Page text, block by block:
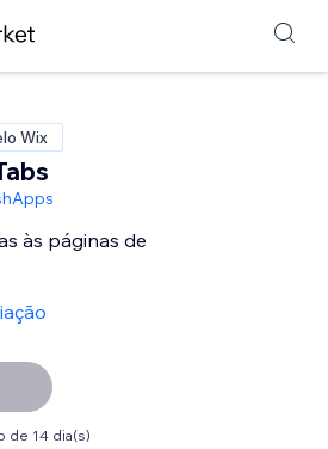
Wix
às páginas de
de 14 dia(s)